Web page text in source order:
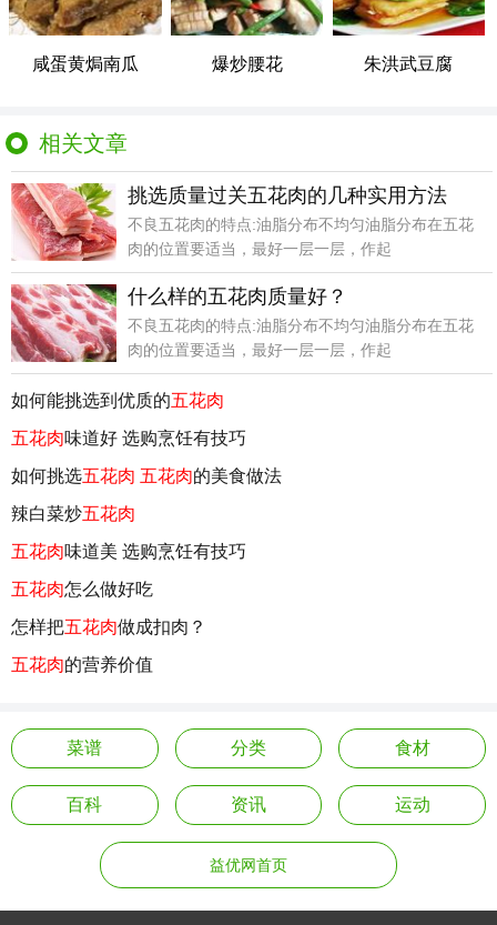
咸蛋黄焗南瓜 爆炒腰花 朱洪武豆腐
相关文章
挑选质量过关五花肉的几种实用方法
不良五花肉的特点:油脂分布不均匀油脂分布在五花
肉的位置要适当，最好一层一层，作起
什么样的五花肉质量好？
不良五花肉的特点:油脂分布不均匀油脂分布在五花
肉的位置要适当，最好一层一层，作起
如何能挑选到优质的五花肉
五花肉味道好 选购烹饪有技巧
如何挑选五花肉 五花肉的美食做法
辣白菜炒五花肉
五花肉味道美 选购烹饪有技巧
五花肉怎么做好吃
怎样把五花肉做成扣肉？
五花肉的营养价值
菜谱 分类 食材
百科 资讯 运动
益优网首页